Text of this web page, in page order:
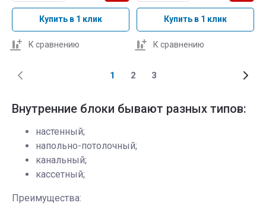
Купить в 1 клик
К сравнению
Купить в 1 клик
К сравнению
1 2 3
Внутренние блоки бывают разных типов:
настенный;
напольно-потолочный;
канальный;
кассетный;
Преимущества: